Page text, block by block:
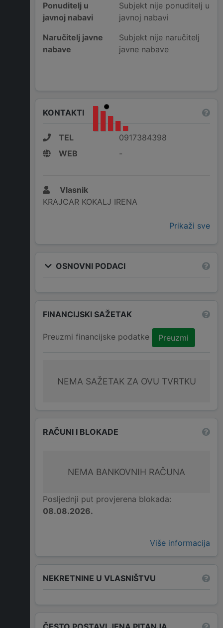
Ponuditelj u
javnoj nabavi
Subjekt nije ponuditelj u
javnoj nabavi
Naručitelj javne
nabave
Subjekt nije naručitelj
javne nabave
KONTAKTI
TEL
0917384398
WEB
-
Vlasnik
KRAJCAR KOKALJ IRENA
Prikaži sve
OSNOVNI PODACI
FINANCIJSKI SAŽETAK
Preuzmi financijske podatke Preuzmi
NEMA SAŽETAK ZA OVU TVRTKU
RAČUNI I BLOKADE
NEMA BANKOVNIH RAČUNA
Posljednji put provjerena blokada:
08.08.2026.
Više informacija
NEKRETNINE U VLASNIŠTVU